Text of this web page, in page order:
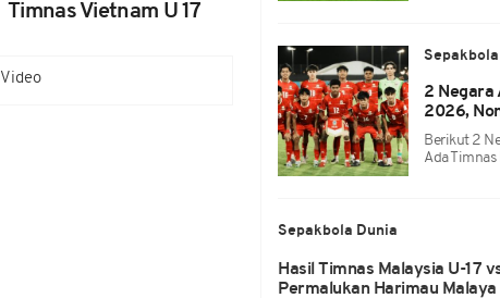
Timnas Vietnam U 17
Video
2 Negara
2026,
Berikut 2
Ada Timnas
Sepakbola Dunia
Hasil Timnas Malaysia U-17
Permalukan Harimau